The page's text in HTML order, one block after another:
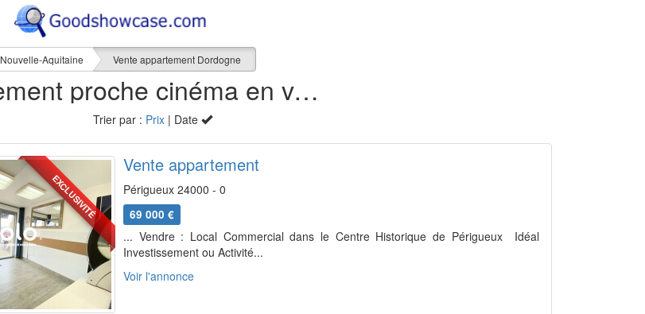
Nouvelle-Aquitaine Vente appartement Dordogne
1 appartement proche cinéma en vente dans la Dordogne (24)
Trier par : Prix| Date
EXCLUSIVITÉ
Vente appartement
Périgueux 24000 - 0
69 000 €
... Vendre : Local Commercial dans le Centre Historique de Périgueux  Idéal
Investissement ou Activité...
Voir l'annonce